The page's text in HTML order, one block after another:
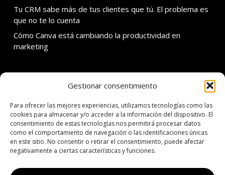
Gestionar consentimiento
Para ofrecer las mejores experiencias, utilizamos tecnologías como las
cookies para almacenar y/o acceder a la información del dispositivo. El
consentimiento de estas tecnologías nos permitirá procesar datos
como el comportamiento de navegación o las identificaciones únicas
en este sitio. No consentir o retirar el consentimiento, puede afectar
negativamente a ciertas características y funciones.
Tu CRM sabe más de tus clientes que tú. El problema es
que no te lo cuenta
Cómo Canva está cambiando la productividad en
marketing
C. Calvet 30 3er 1a
08021 Barcelona
T: +34 934 342 138